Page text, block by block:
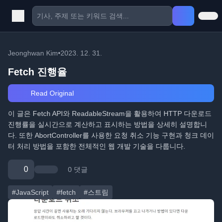
Jeonghwan Kim•2023. 12. 31.
Fetch 진행율
Read Original
이 글은 Fetch API와 ReadableStream을 활용하여 HTTP 다운로드
진행률을 실시간으로 계산하고 표시하는 방법을 상세히 설명합니
다. 또한 AbortController를 사용한 요청 취소 기능 구현과 청크 데이
터 처리 방법을 포함한 전체적인 웹 개발 기술을 다룹니다.
0 0 댓글
#JavaScript #fetch #스트림